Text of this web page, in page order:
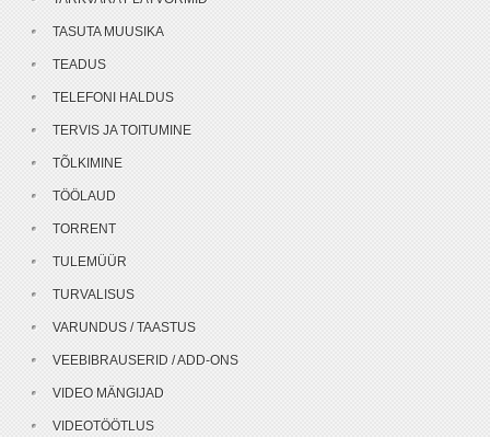
TASUTA MUUSIKA
TEADUS
TELEFONI HALDUS
TERVIS JA TOITUMINE
TÕLKIMINE
TÖÖLAUD
TORRENT
TULEMÜÜR
TURVALISUS
VARUNDUS / TAASTUS
VEEBIBRAUSERID / ADD-ONS
VIDEO MÄNGIJAD
VIDEOTÖÖTLUS